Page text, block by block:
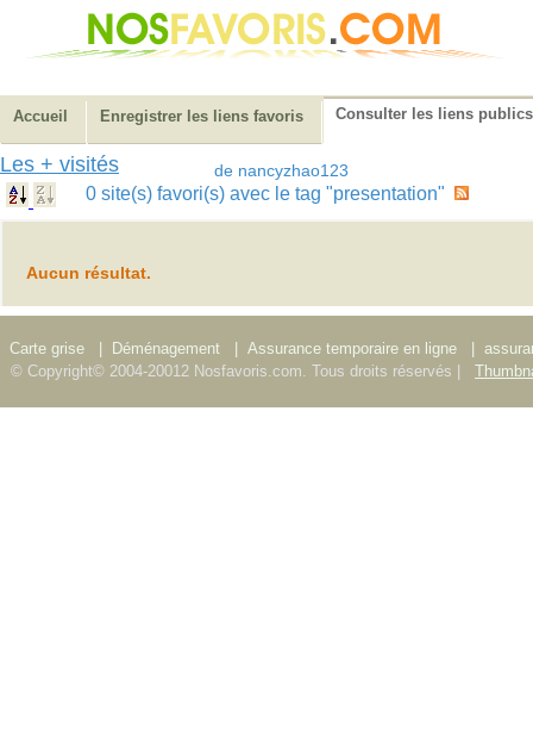
Accueil Enregistrer les liens favoris Consulter les liens publics
Les + visités de nancyzhao123
0 site(s) favori(s) avec le tag "presentation"
Aucun résultat.
Carte grise Déménagement Assurance temporaire en ligne
© Copyright© 2004-20012 Nosfavoris.com. Tous droits réservés |